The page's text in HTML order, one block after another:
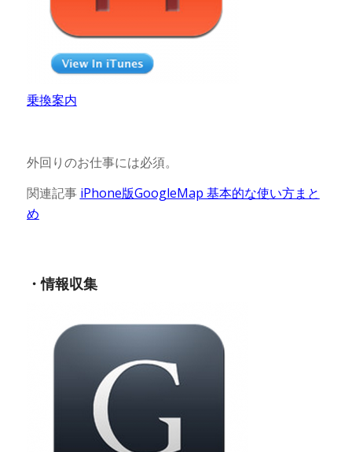
乗換案内
外回りのお仕事には必須。
関連記事 iPhone版GoogleMap 基本的な使い方まと
め
・情報収集